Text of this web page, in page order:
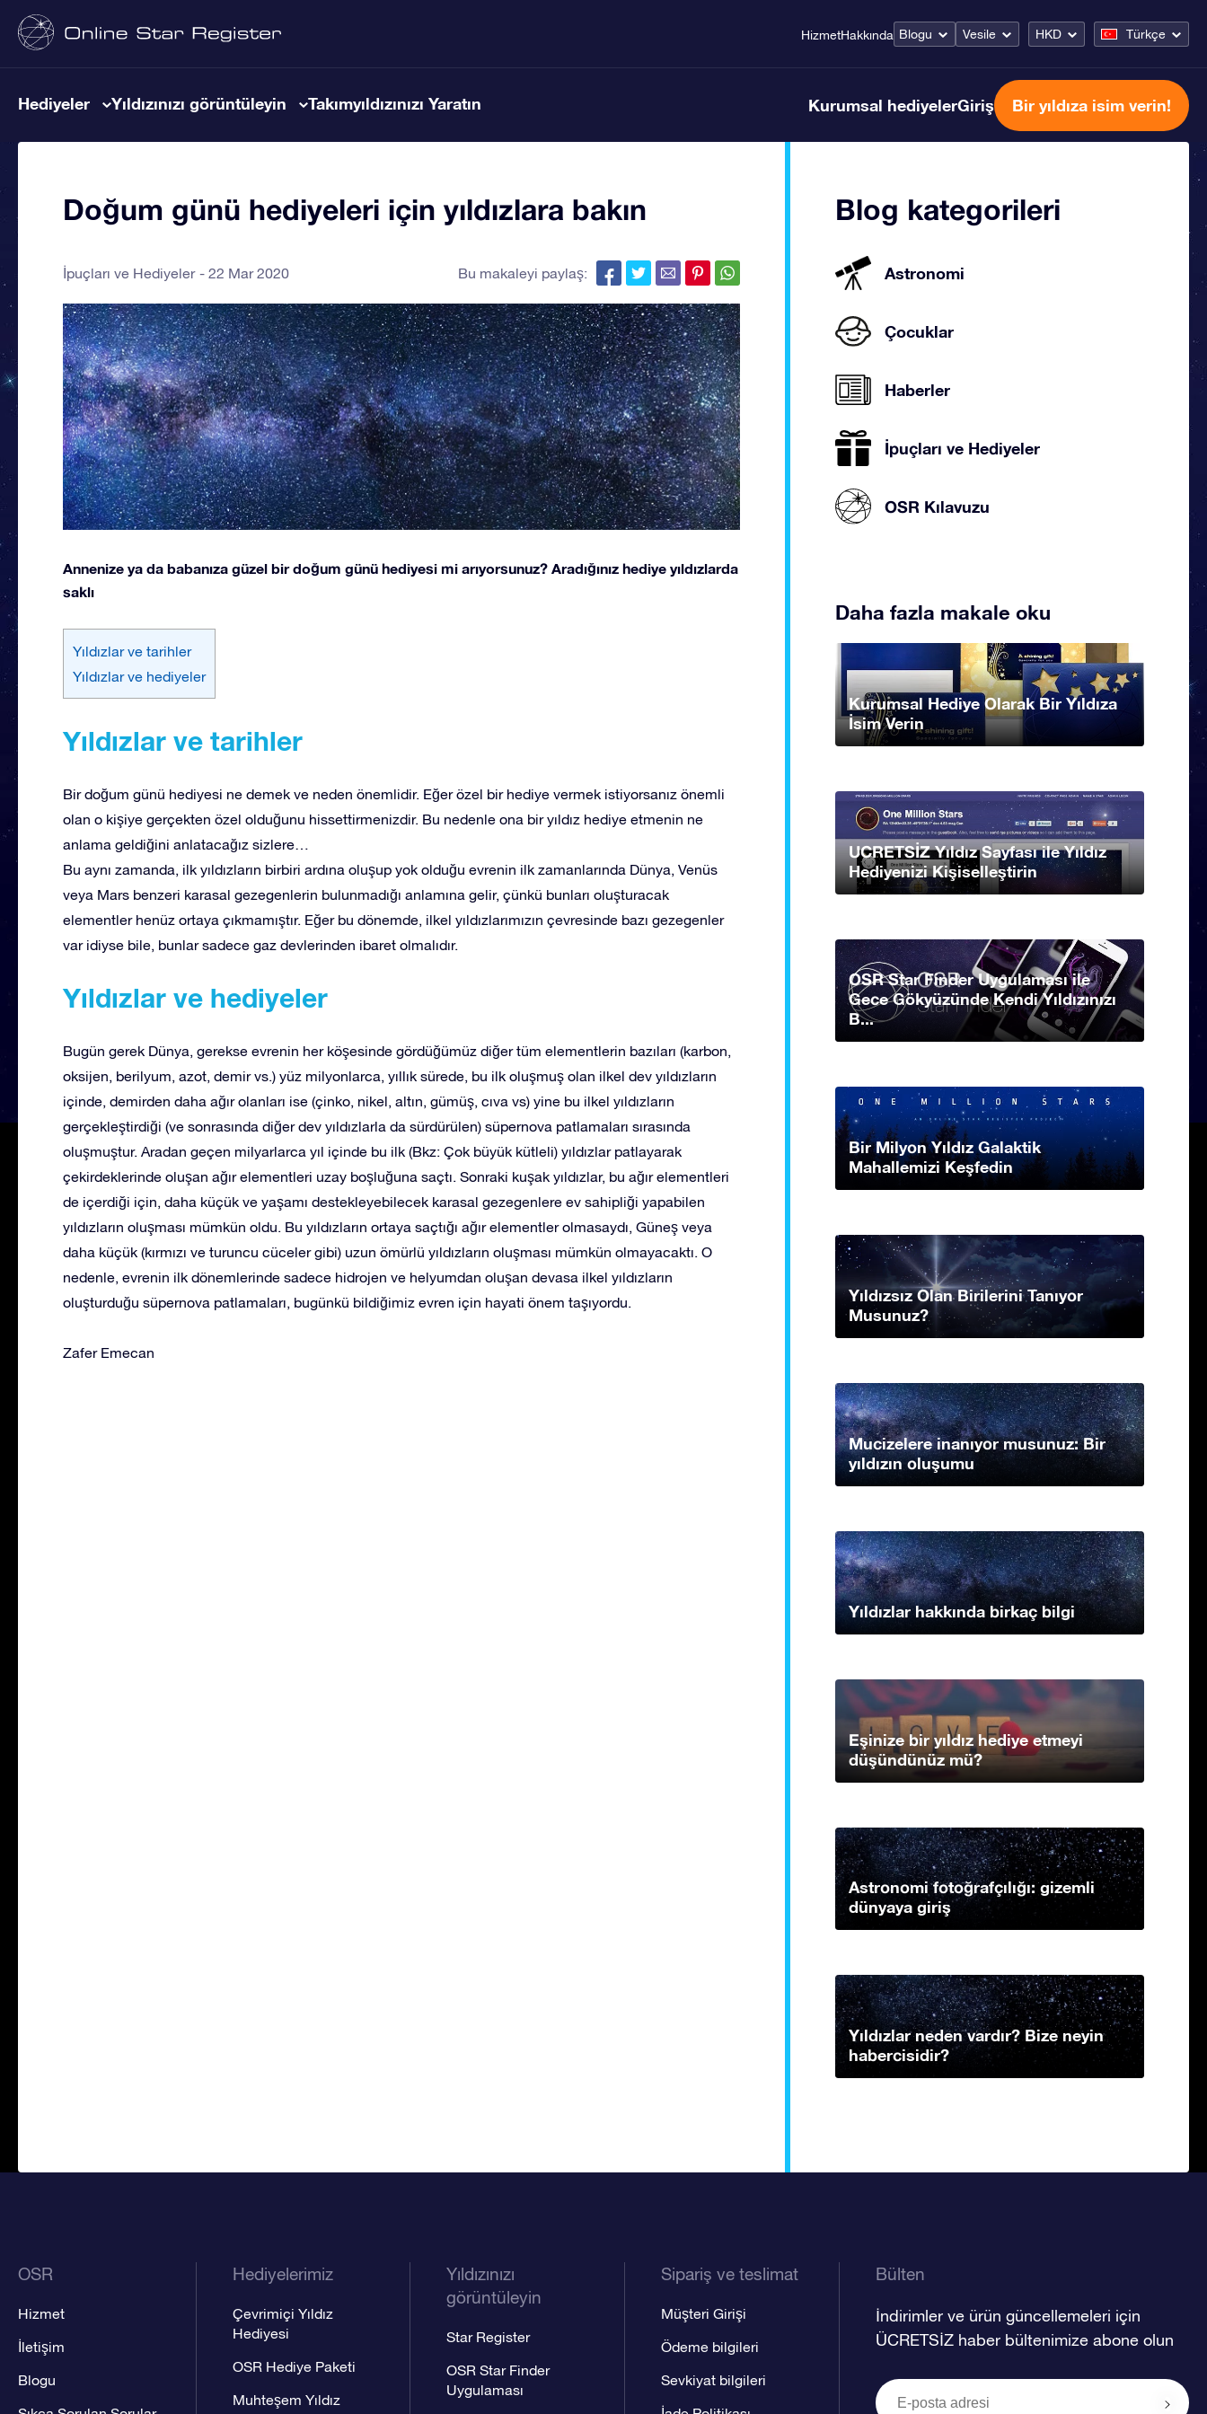
HizmetHakkında Blogu Vesile HKD Türkçe
Hediyeler Yıldızınızı görüntüleyin Takımyıldızınızı Yaratın Kurumsal hediyelerGiriş Bir yıldıza isim verin!
Doğum günü hediyeleri için yıldızlara bakın
İpuçları ve Hediyeler 22 Mar 2020 Bu makaleyi paylaş:
Annenize ya da babanıza güzel bir doğum günü hediyesi mi arıyorsunuz? Aradığınız hediye yıldızlarda
saklı
Yıldızlar ve tarihler
Yıldızlar ve hediyeler
Yıldızlar ve tarihler
Bir doğum günü hediyesi ne demek ve neden önemlidir. Eğer özel bir hediye vermek istiyorsanız önemli
olan o kişiye gerçekten özel olduğunu hissettirmenizdir. Bu nedenle ona bir yıldız hediye etmenin ne
anlama geldiğini anlatacağız sizlere…
Bu aynı zamanda, ilk yıldızların birbiri ardına oluşup yok olduğu evrenin ilk zamanlarında Dünya, Venüs
veya Mars benzeri karasal gezegenlerin bulunmadığı anlamına gelir, çünkü bunları oluşturacak
elementler henüz ortaya çıkmamıştır. Eğer bu dönemde, ilkel yıldızlarımızın çevresinde bazı gezegenler
var idiyse bile, bunlar sadece gaz devlerinden ibaret olmalıdır.
Yıldızlar ve hediyeler
Bugün gerek Dünya, gerekse evrenin her köşesinde gördüğümüz diğer tüm elementlerin bazıları (karbon,
oksijen, berilyum, azot, demir vs.) yüz milyonlarca, yıllık sürede, bu ilk oluşmuş olan ilkel dev yıldızların
içinde, demirden daha ağır olanları ise (çinko, nikel, altın, gümüş, cıva vs) yine bu ilkel yıldızların
gerçekleştirdiği (ve sonrasında diğer dev yıldızlarla da sürdürülen) süpernova patlamaları sırasında
oluşmuştur. Aradan geçen milyarlarca yıl içinde bu ilk (Bkz: Çok büyük kütleli) yıldızlar patlayarak
çekirdeklerinde oluşan ağır elementleri uzay boşluğuna saçtı. Sonraki kuşak yıldızlar, bu ağır elementleri
de içerdiği için, daha küçük ve yaşamı destekleyebilecek karasal gezegenlere ev sahipliği yapabilen
yıldızların oluşması mümkün oldu. Bu yıldızların ortaya saçtığı ağır elementler olmasaydı, Güneş veya
daha küçük (kırmızı ve turuncu cüceler gibi) uzun ömürlü yıldızların oluşması mümkün olmayacaktı. O
nedenle, evrenin ilk dönemlerinde sadece hidrojen ve helyumdan oluşan devasa ilkel yıldızların
oluşturduğu süpernova patlamaları, bugünkü bildiğimiz evren için hayati önem taşıyordu.
Zafer Emecan
Blog kategorileri
Astronomi
Çocuklar
Haberler
İpuçları ve Hediyeler
OSR Kılavuzu
Daha fazla makale oku
Kurumsal Hediye Olarak Bir Yıldıza
İsim Verin
UCRETSİZ Yıldız Sayfası ile Yıldız
Hediyenizi Kişiselleştirin
OSR Star Finder Uygulaması ile
Gece Gökyüzünde Kendi Yıldızınızı
B...
Bir Milyon Yıldız Galaktik
Mahallemizi Keşfedin
Yıldızsız Olan Birilerini Tanıyor
Musunuz?
Mucizelere inanıyor musunuz: Bir
yıldızın oluşumu
Yıldızlar hakkında birkaç bilgi
Eşinize bir yıldız hediye etmeyi
düşündünüz mü?
Astronomi fotoğrafçılığı: gizemli
dünyaya giriş
Yıldızlar neden vardır? Bize neyin
habercisidir?
OSR
Hizmet
İletişim
Blogu
Hediyelerimiz
Çevrimiçi Yıldız
Hediyesi
OSR Hediye Paketi
Muhteşem Yıldız
Yıldızınızı
görüntüleyin
Star Register
OSR Star Finder
Uygulaması
Sipariş ve teslimat
Müşteri Girişi
Ödeme bilgileri
Sevkiyat bilgileri
Bülten
İndirimler ve ürün güncellemeleri için
ÜCRETSİZ haber bültenimize abone olun